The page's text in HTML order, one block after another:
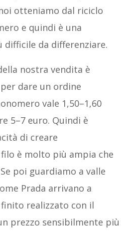
otteniamo dal riciclo
e quindi è una
difficile da differenziare.
nostra vendita è
dare un ordine
vale 1,50–1,60
5–7 euro. Quindi è
di creare
è molto più ampia che
poi guardiamo a valle
Prada arrivano a
realizzato con il
prezzo sensibilmente più